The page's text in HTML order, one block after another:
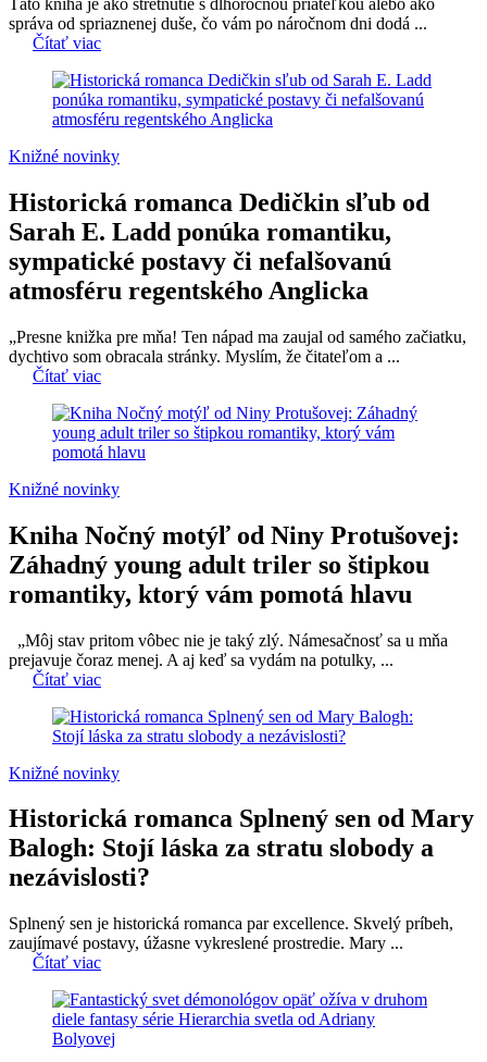
Táto kniha je ako stretnutie s dlhoročnou priateľkou alebo ako
správa od spriaznenej duše, čo vám po náročnom dni dodá ...
Čítať viac
Knižné novinky
Historická romanca Dedičkin sľub od
Sarah E. Ladd ponúka romantiku,
sympatické postavy či nefalšovanú
atmosféru regentského Anglicka
„Presne knižka pre mňa! Ten nápad ma zaujal od samého začiatku,
dychtivo som obracala stránky. Myslím, že čitateľom a ...
Čítať viac
Knižné novinky
Kniha Nočný motýľ od Niny Protušovej:
Záhadný young adult triler so štipkou
romantiky, ktorý vám pomotá hlavu
„Môj stav pritom vôbec nie je taký zlý. Námesačnosť sa u mňa
prejavuje čoraz menej. A aj keď sa vydám na potulky, ...
Čítať viac
Knižné novinky
Historická romanca Splnený sen od Mary
Balogh: Stojí láska za stratu slobody a
nezávislosti?
Splnený sen je historická romanca par excellence. Skvelý príbeh,
zaujímavé postavy, úžasne vykreslené prostredie. Mary ...
Čítať viac